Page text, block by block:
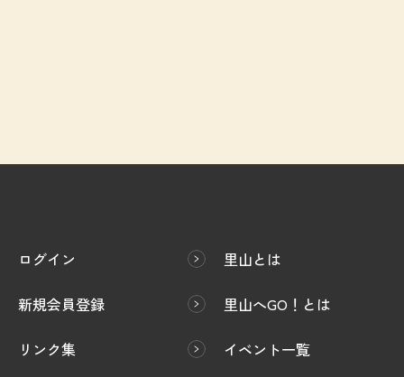
ログイン
新規会員登録
リンク集
里山とは
里山へGO！とは
イベント一覧